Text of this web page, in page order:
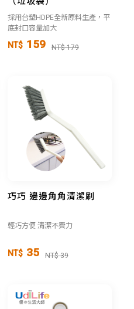
採用台塑HDPE全新原料生產，平
底封口容量加大
NT$ 159 NT$ 179
巧巧 邊邊角角清潔刷
輕巧方便 清潔不費力
NT$ 35 NT$ 39